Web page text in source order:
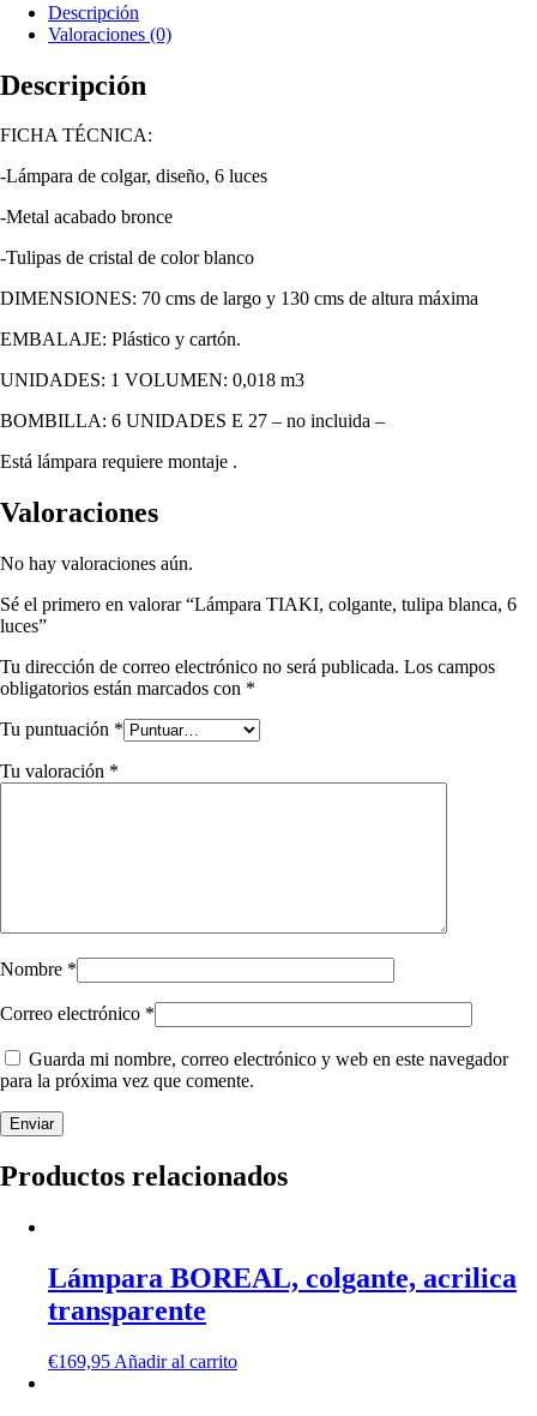
Descripción
Valoraciones (0)
Descripción
FICHA TÉCNICA:
-Lámpara de colgar, diseño, 6 luces
-Metal acabado bronce
-Tulipas de cristal de color blanco
DIMENSIONES: 70 cms de largo y 130 cms de altura máxima
EMBALAJE: Plástico y cartón.
UNIDADES: 1 VOLUMEN: 0,018 m3
BOMBILLA: 6 UNIDADES E 27 – no incluida –
Está lámpara requiere montaje .
Valoraciones
No hay valoraciones aún.
Sé el primero en valorar “Lámpara TIAKI, colgante, tulipa blanca, 6
luces”
Tu dirección de correo electrónico no será publicada. Los campos
obligatorios están marcados con *
Tu puntuación *
Tu valoración *
Nombre *
Correo electrónico *
Guarda mi nombre, correo electrónico y web en este navegador
para la próxima vez que comente.
Productos relacionados
Lámpara BOREAL, colgante, acrilica
transparente
€169,95 Añadir al carrito